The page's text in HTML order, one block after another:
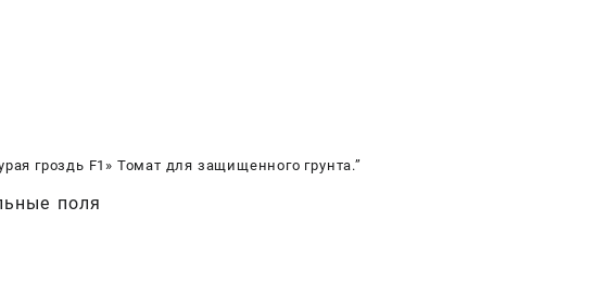
гроздь F1» Томат для защищенного грунта.”
поля